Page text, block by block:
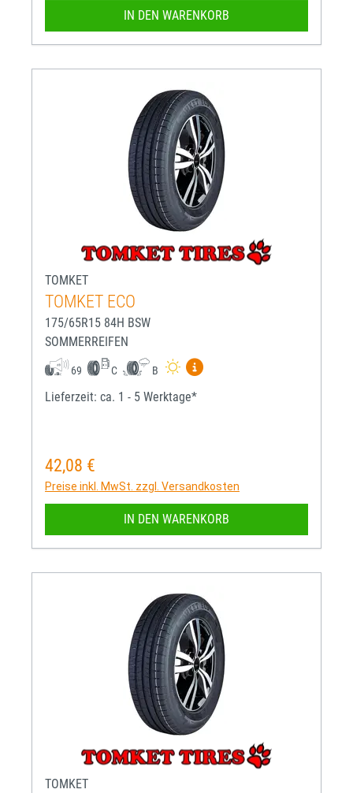
IN DEN WARENKORB
TOMKET
TOMKET ECO
175/65R15 84H BSW
SOMMERREIFEN
69 C B
Mehr Informationen zum
Lieferzeit: ca. 1 - 5 Werktage*
Regulärer Preis:
42,08 €
Preise inkl. MwSt. zzgl. Versandkosten
IN DEN WARENKORB
TOMKET